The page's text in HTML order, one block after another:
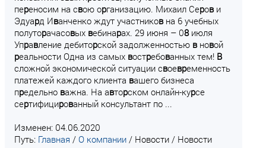
переносим на свою организацию. Михаил Серови
Эдуард Иванченко ждут участниковна 6 учебных
полуторачасовых вебинарах. 29 июня – 08июля
Управление дебиторской задолженностью вновой
реальности Одна из самых востребованных тем! В
сложной экономической ситуации своевременность
платежей каждого клиента вашего бизнеса
предельно важна. На авторском онлайн-курсе
сертифицированный консультант по ...
Изменен: 04.06.2020
Путь: Главная / О компании / Новости / Новости